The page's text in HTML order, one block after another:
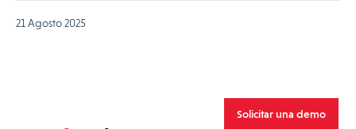
21 Agosto 2025
Solicitar una demo